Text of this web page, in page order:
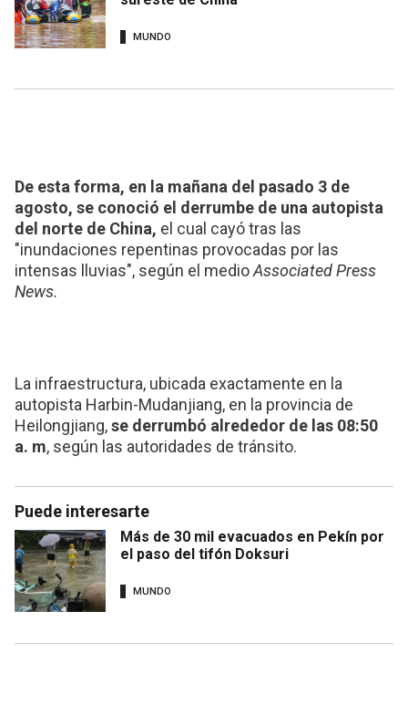
MUNDO
De esta forma, en la mañana del pasado 3 de
agosto, se conoció el derrumbe de una autopista
del norte de China, el cual cayó tras las
"inundaciones repentinas provocadas por las
intensas lluvias", según el medioAssociated Press
News.
La infraestructura, ubicada exactamente en la
autopista Harbin-Mudanjiang, en la provincia de
Heilongjiang,se derrumbó alrededor de las 08:50
a. m, según las autoridades de tránsito.
Puede interesarte
Más de 30 mil evacuados en Pekín por
el paso del tifón Doksuri
MUNDO